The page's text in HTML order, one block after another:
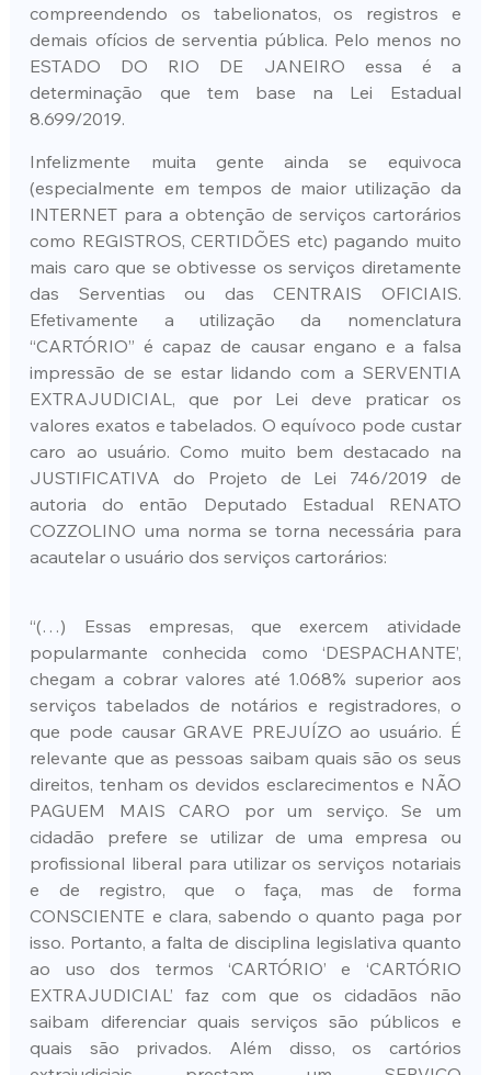
compreendendo os tabelionatos, os registros e
demais ofícios de serventia pública. Pelo menos no
ESTADO DO RIO DE JANEIRO essa é a
determinação que tem base na Lei Estadual
8.699/2019.
Infelizmente muita gente ainda se equivoca
(especialmente em tempos de maior utilização da
INTERNET para a obtenção de serviços cartorários
como REGISTROS, CERTIDÕES etc) pagando muito
mais caro que se obtivesse os serviços diretamente
das Serventias ou das CENTRAIS OFICIAIS.
Efetivamente a utilização da nomenclatura
“CARTÓRIO” é capaz de causar engano e a falsa
impressão de se estar lidando com a SERVENTIA
EXTRAJUDICIAL, que por Lei deve praticar os
valores exatos e tabelados. O equívoco pode custar
caro ao usuário. Como muito bem destacado na
JUSTIFICATIVA do Projeto de Lei 746/2019 de
autoria do então Deputado Estadual RENATO
COZZOLINO uma norma se torna necessária para
acautelar o usuário dos serviços cartorários:
“(…) Essas empresas, que exercem atividade
popularmante conhecida como ‘DESPACHANTE’,
chegam a cobrar valores até 1.068% superior aos
serviços tabelados de notários e registradores, o
que pode causar GRAVE PREJUÍZO ao usuário. É
relevante que as pessoas saibam quais são os seus
direitos, tenham os devidos esclarecimentos e NÃO
PAGUEM MAIS CARO por um serviço. Se um
cidadão prefere se utilizar de uma empresa ou
profissional liberal para utilizar os serviços notariais
e de registro, que o faça, mas de forma
CONSCIENTE e clara, sabendo o quanto paga por
isso. Portanto, a falta de disciplina legislativa quanto
ao uso dos termos ‘CARTÓRIO’ e ‘CARTÓRIO
EXTRAJUDICIAL’ faz com que os cidadãos não
saibam diferenciar quais serviços são públicos e
quais são privados. Além disso, os cartórios